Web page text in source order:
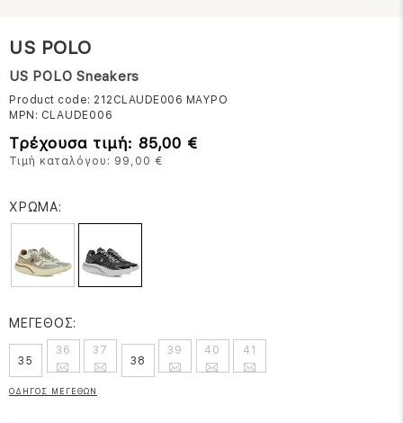
US POLO
US POLO Sneakers
Product code: 212CLAUDE006 ΜΑΥΡΟ
MPN: CLAUDE006
Τρέχουσα τιμή: 85,00 €
Τιμή καταλόγου: 99,00 €
ΧΡΩΜΑ:
ΜΕΓΕΘΟΣ:
35
36
37
38
39 40 41
ΟΔΗΓΟΣ ΜΕΓΕΘΩΝ